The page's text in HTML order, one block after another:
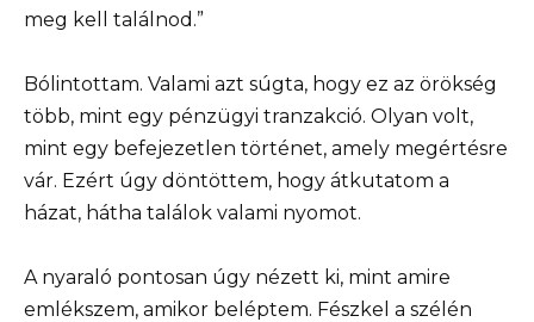
meg kell találnod.”
Bólintottam. Valami azt súgta, hogy ez az örökség
több, mint egy pénzügyi tranzakció. Olyan volt,
mint egy befejezetlen történet, amely megértésre
vár. Ezért úgy döntöttem, hogy átkutatom a
házat, hátha találok valami nyomot.
A nyaraló pontosan úgy nézett ki, mint amire
emlékszem, amikor beléptem. Fészkel a szélén